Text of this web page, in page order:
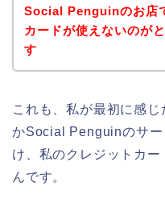
Social Penguinのお店
カードが使えないのが
す
これも、私が最初に感
かSocial Penguinのサー
け、私のクレジットカ
んです。